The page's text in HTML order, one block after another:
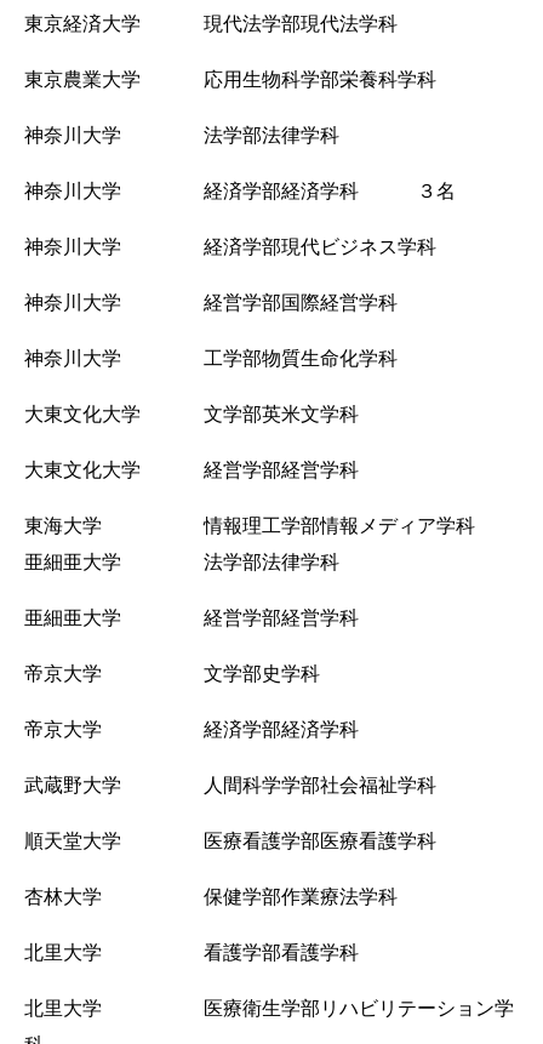
東京経済大学 現代法学部現代法学科
東京農業大学 応用生物科学部栄養科学科
神奈川大学 法学部法律学科
神奈川大学 経済学部経済学科 ３名
神奈川大学 経済学部現代ビジネス学科
神奈川大学 経営学部国際経営学科
神奈川大学 工学部物質生命化学科
大東文化大学 文学部英米文学科
大東文化大学 経営学部経営学科
東海大学 情報理工学部情報メディア学科
亜細亜大学 法学部法律学科
亜細亜大学 経営学部経営学科
帝京大学 文学部史学科
帝京大学 経済学部経済学科
武蔵野大学 人間科学学部社会福祉学科
順天堂大学 医療看護学部医療看護学科
杏林大学 保健学部作業療法学科
北里大学 看護学部看護学科
北里大学 医療衛生学部リハビリテーション学